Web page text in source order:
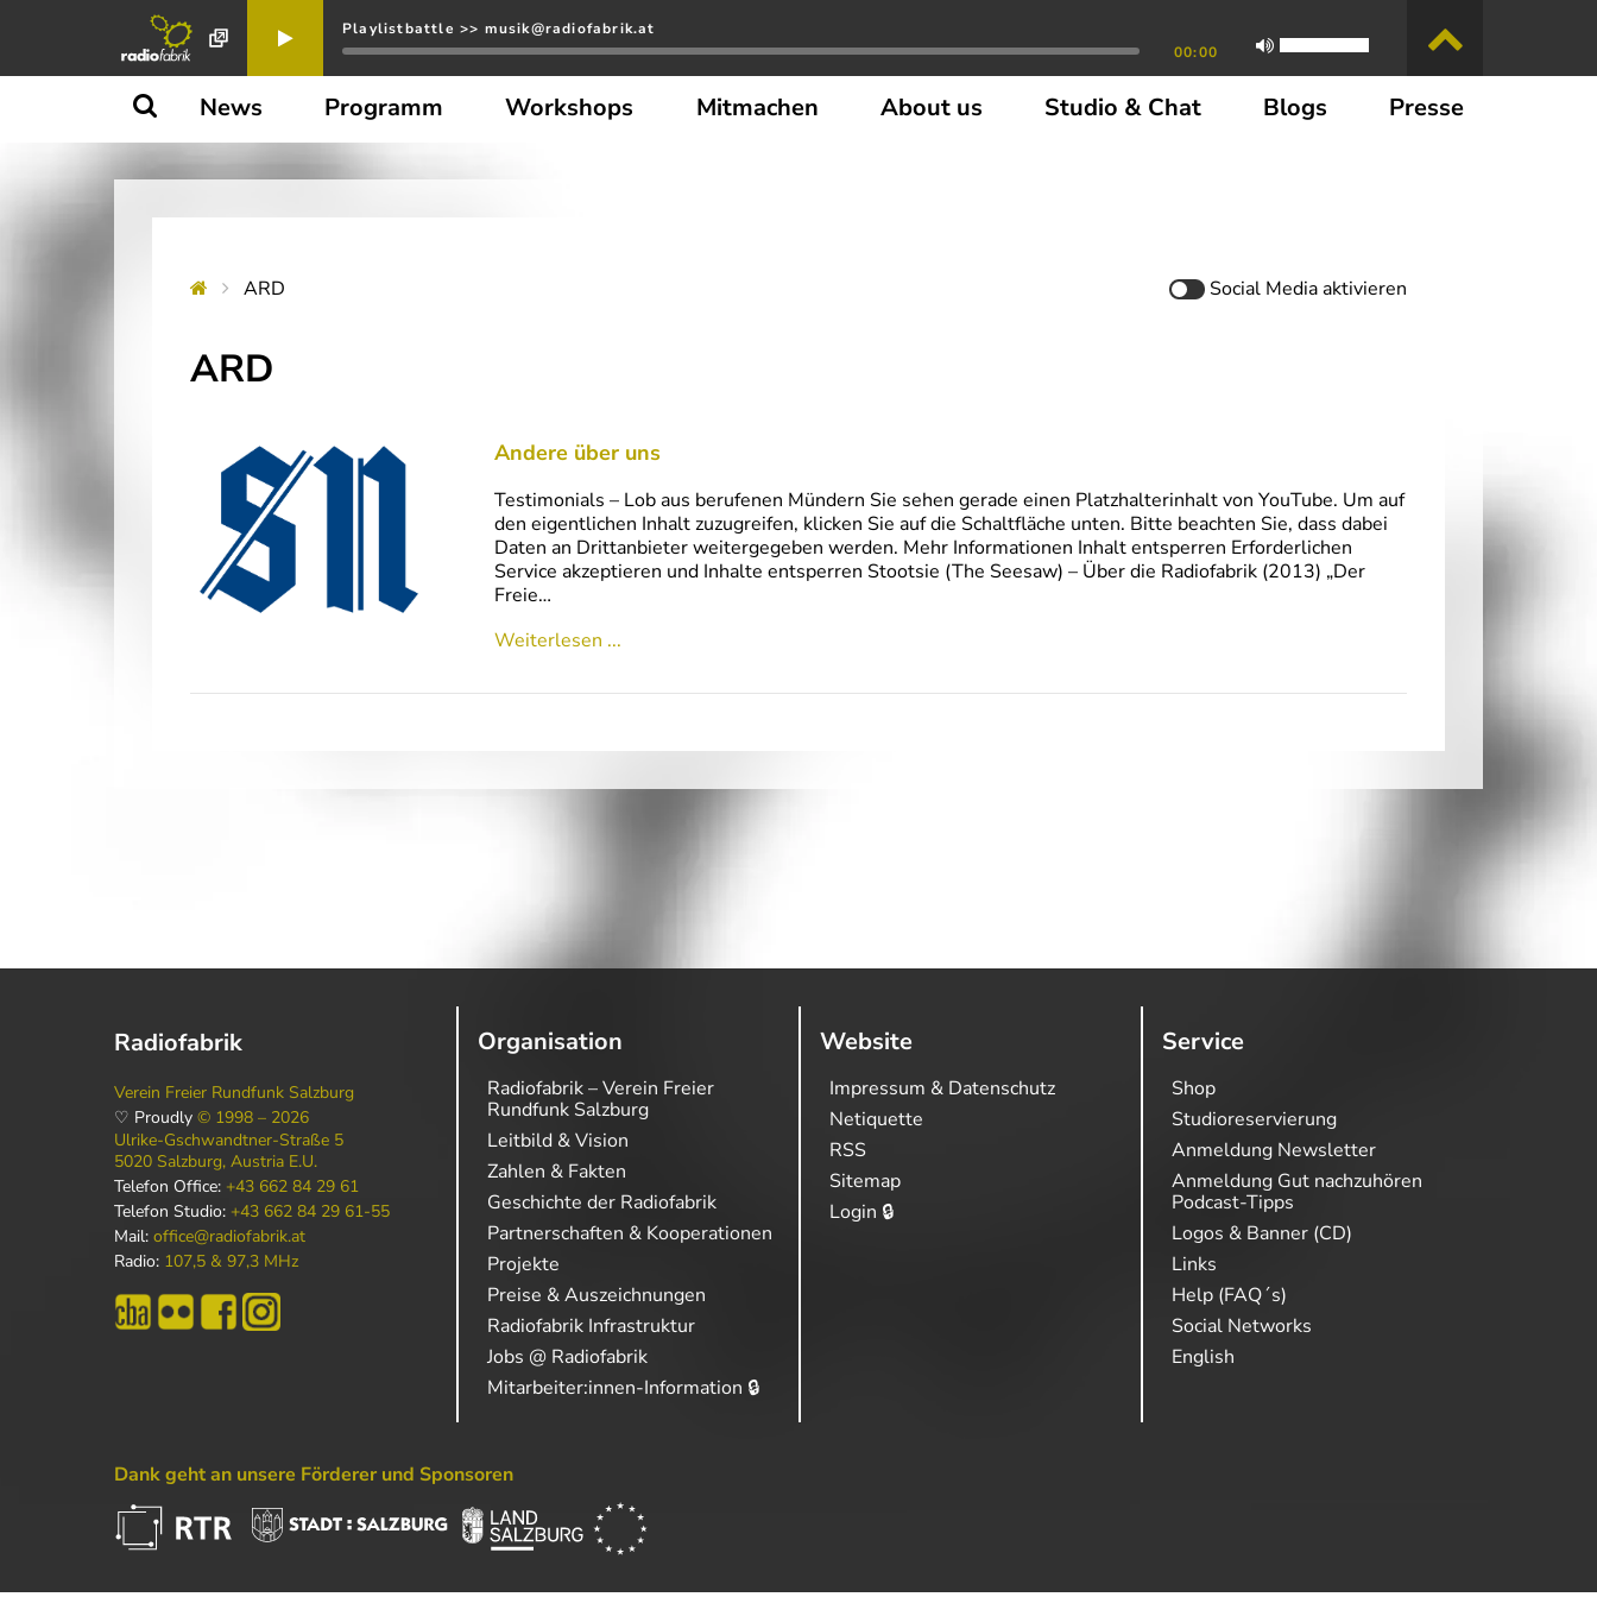
Playlistbattle >> musik@radiofabrik.at
00:00
News Programm Workshops Mitmachen About us Studio & Chat Blogs Presse
ARD Social Mediaaktivieren
ARD
Andere über uns
Testimonials – Lob aus berufenen Mündern Sie sehen gerade einen Platzhalterinhalt von YouTube. Um auf
den eigentlichen Inhalt zuzugreifen, klicken Sie auf die Schaltfläche unten. Bitte beachten Sie, dass dabei
Daten an Drittanbieter weitergegeben werden. Mehr Informationen Inhalt entsperren Erforderlichen
Service akzeptieren und Inhalte entsperren Stootsie (The Seesaw) – Über die Radiofabrik (2013) „Der
Freie…
Weiterlesen ...
Radiofabrik
Verein Freier Rundfunk Salzburg
♡ Proudly © 1998 – 2026
Ulrike-Gschwandtner-Straße 5
5020 Salzburg, Austria E.U.
Telefon Office: +43 662 84 29 61
Telefon Studio: +43 662 84 29 61-55
Mail: office@radiofabrik.at
Radio: 107,5 & 97,3 MHz
Organisation
Radiofabrik – Verein Freier
Rundfunk Salzburg
Leitbild & Vision
Zahlen & Fakten
Geschichte der Radiofabrik
Partnerschaften & Kooperationen
Projekte
Preise & Auszeichnungen
Radiofabrik Infrastruktur
Jobs @ Radiofabrik
Mitarbeiter:innen-Information 🔒
Website
Impressum & Datenschutz
Netiquette
RSS
Sitemap
Login 🔒
Service
Shop
Studioreservierung
Anmeldung Newsletter
Anmeldung Gut nachzuhören
Podcast-Tipps
Logos & Banner (CD)
Links
Help (FAQ´s)
Social Networks
English
Dank geht an unsere Förderer und Sponsoren